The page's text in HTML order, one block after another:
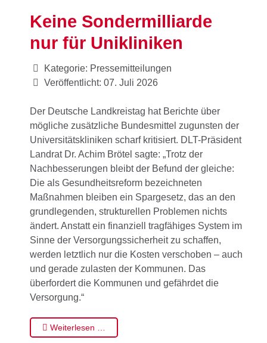
Keine Sondermilliarde
nur für Unikliniken
Kategorie: Pressemitteilungen
Veröffentlicht: 07. Juli 2026
Der Deutsche Landkreistag hat Berichte über
mögliche zusätzliche Bundesmittel zugunsten der
Universitätskliniken scharf kritisiert. DLT-Präsident
Landrat Dr. Achim Brötel sagte: „Trotz der
Nachbesserungen bleibt der Befund der gleiche:
Die als Gesundheitsreform bezeichneten
Maßnahmen bleiben ein Spargesetz, das an den
grundlegenden, strukturellen Problemen nichts
ändert. Anstatt ein finanziell tragfähiges System im
Sinne der Versorgungssicherheit zu schaffen,
werden letztlich nur die Kosten verschoben – auch
und gerade zulasten der Kommunen. Das
überfordert die Kommunen und gefährdet die
Versorgung.“
Weiterlesen …